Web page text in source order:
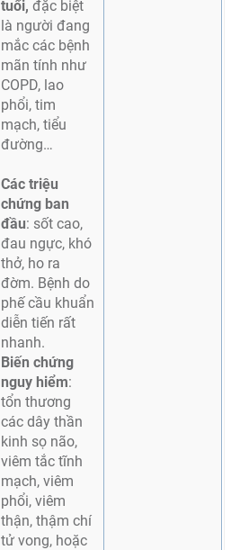
tuổi, đặc biệt
là người đang
mắc các bệnh
mãn tính như
COPD, lao
phổi, tim
mạch, tiểu
đường…
Các triệu
chứng ban
đầu: sốt cao,
đau ngực, khó
thở, ho ra
đờm. Bệnh do
phế cầu khuẩn
diễn tiến rất
nhanh.
Biến chứng
nguy hiểm:
tổn thương
các dây thần
kinh sọ não,
viêm tắc tĩnh
mạch, viêm
phổi, viêm
thận, thậm chí
tử vong, hoặc